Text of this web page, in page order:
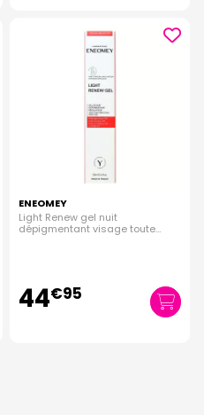
ENEOMEY
Light Renew gel nuit
dépigmentant visage toute
44€95